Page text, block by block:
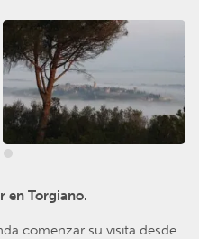
en Torgiano.
comenzar su visita desde